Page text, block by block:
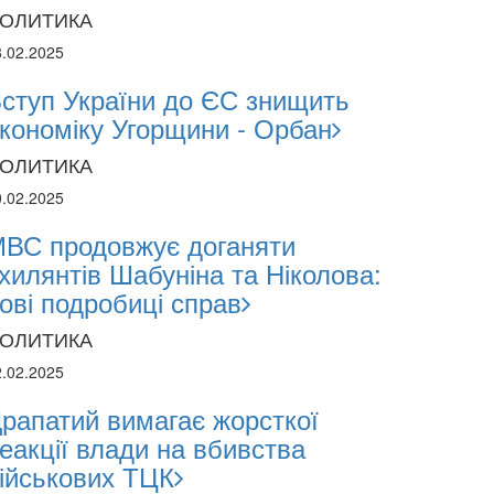
лякає громадян погіршенням
мобілізації поліціянтів на війну
України до ЄС знищить
Угорщини - Орбан
продовжує доганяти
Шабуніна та Ніколова:
подробиці справ
вимагає жорсткої
влади на вбивства
ТЦК